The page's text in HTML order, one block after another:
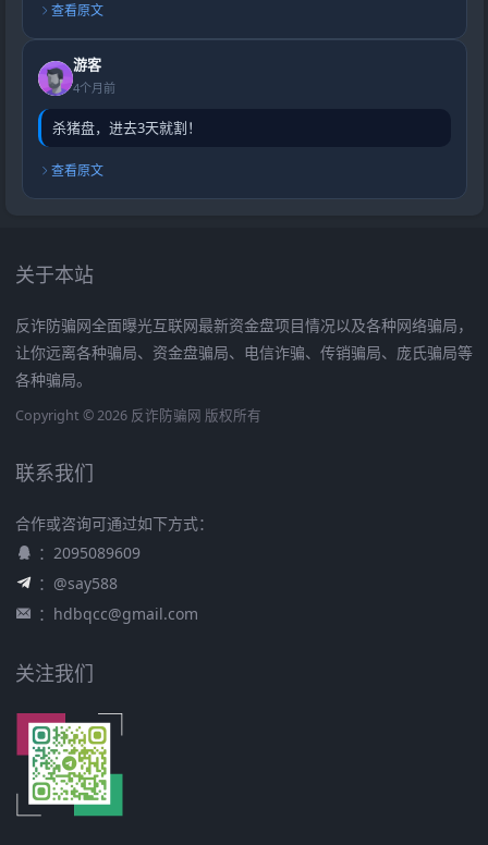
查看原文
游客
4个月前
杀猪盘，进去3天就割！
查看原文
关于本站
反诈防骗网全面曝光互联网最新资金盘项目情况以及各种网络骗局，
让你远离各种骗局、资金盘骗局、电信诈骗、传销骗局、庞氏骗局等
各种骗局。
Copyright © 2026 反诈防骗网 版权所有
联系我们
合作或咨询可通过如下方式：
：2095089609
：@say588
： hdbqcc@gmail.com
关注我们